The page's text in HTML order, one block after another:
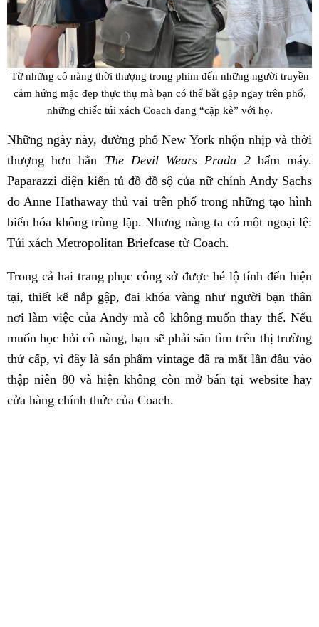
Từ những cô nàng thời thượng trong phim đến những người truyền
cảm hứng mặc đẹp thực thụ mà bạn có thể bắt gặp ngay trên phố,
những chiếc túi xách Coach đang “cặp kè” với họ.
Những ngày này, đường phố New York nhộn nhịp và thời
thượng hơn hẳn The Devil Wears Prada 2bấm máy.
Paparazzi diện kiến tủ đồ đồ sộ của nữ chính Andy Sachs
do Anne Hathaway thủ vai trên phố trong những tạo hình
biến hóa không trùng lặp. Nhưng nàng ta có một ngoại lệ:
Túi xách Metropolitan Briefcase từ Coach.
Trong cả hai trang phục công sở được hé lộ tính đến hiện
tại, thiết kế nắp gập, đai khóa vàng như người bạn thân
nơi làm việc của Andy mà cô không muốn thay thế. Nếu
muốn học hỏi cô nàng, bạn sẽ phải săn tìm trên thị trường
thứ cấp, vì đây là sản phẩm vintage đã ra mắt lần đầu vào
thập niên 80 và hiện không còn mở bán tại website hay
cửa hàng chính thức của Coach.